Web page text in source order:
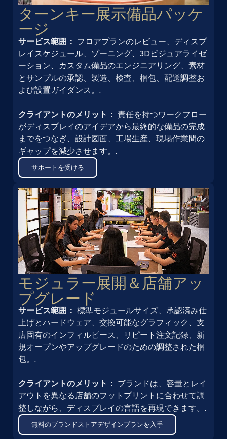
ターンキー展示備品パッケ
ージ
サービス範囲： フロアプランのレビュー、ディスプ
レイスケジュール、ゾーニング、3Dビジュアライゼ
ーション、カスタム備品のエンジニアリング、素材
とサンプルの承認、製造、検査、梱包、配送調整お
よび設置ガイダンス。.
クライアントのメリット： 責任を持つワークフロー
がディスプレイのアイデアから最終的な備品の完成
までをつなぎ、設計図面、工場生産、現場作業間の
ギャップを減少させます。.
サポートを受ける
モジュラー展開＆店舗アッ
プグレード
サービス範囲： 標準モジュールサイズ、承認済み仕
上げとハードウェア、交換可能なグラフィック、支
店固有のインフィルピース、リピート注文記録、新
規オープンやアップグレードのための調整された梱
包。.
クライアントのメリット： ブランドは、容量とレイ
アウトを異なる店舗のフットプリントに合わせて調
整しながら、ディスプレイの言語を再現できます。.
無料のブランドストアデザインプランを入手